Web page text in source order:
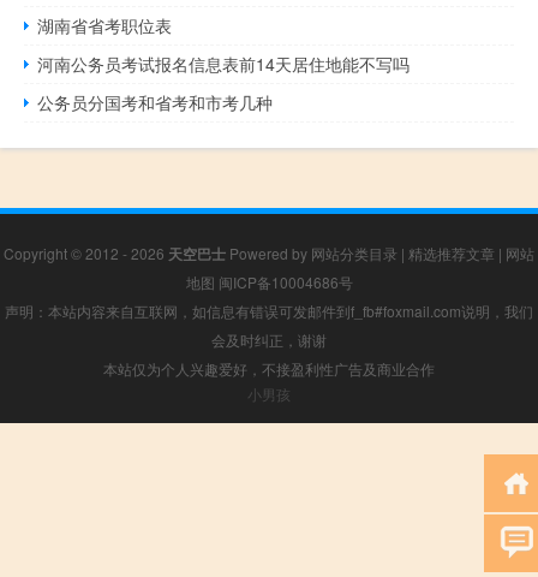
湖南省省考职位表
河南公务员考试报名信息表前14天居住地能不写吗
公务员分国考和省考和市考几种
Copyright © 2012 - 2026 天空巴士 Powered by 网站分类目录 | 精选推荐文章 | 网站
地图 闽ICP备10004686号
声明：本站内容来自互联网，如信息有错误可发邮件到f_fb#foxmail.com说明，我们
会及时纠正，谢谢
本站仅为个人兴趣爱好，不接盈利性广告及商业合作
小男孩